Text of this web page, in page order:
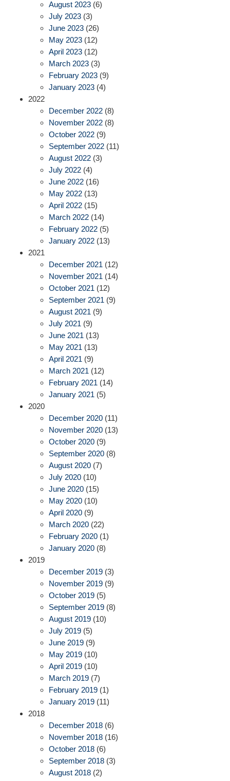
August 2023 (6)
July 2023 (3)
June 2023 (26)
May 2023 (12)
April 2023 (12)
March 2023 (3)
February 2023 (9)
January 2023 (4)
2022
December 2022 (8)
November 2022 (8)
October 2022 (9)
September 2022 (11)
August 2022 (3)
July 2022 (4)
June 2022 (16)
May 2022 (13)
April 2022 (15)
March 2022 (14)
February 2022 (5)
January 2022 (13)
2021
December 2021 (12)
November 2021 (14)
October 2021 (12)
September 2021 (9)
August 2021 (9)
July 2021 (9)
June 2021 (13)
May 2021 (13)
April 2021 (9)
March 2021 (12)
February 2021 (14)
January 2021 (5)
2020
December 2020 (11)
November 2020 (13)
October 2020 (9)
September 2020 (8)
August 2020 (7)
July 2020 (10)
June 2020 (15)
May 2020 (10)
April 2020 (9)
March 2020 (22)
February 2020 (1)
January 2020 (8)
2019
December 2019 (3)
November 2019 (9)
October 2019 (5)
September 2019 (8)
August 2019 (10)
July 2019 (5)
June 2019 (9)
May 2019 (10)
April 2019 (10)
March 2019 (7)
February 2019 (1)
January 2019 (11)
2018
December 2018 (6)
November 2018 (16)
October 2018 (6)
September 2018 (3)
August 2018 (2)